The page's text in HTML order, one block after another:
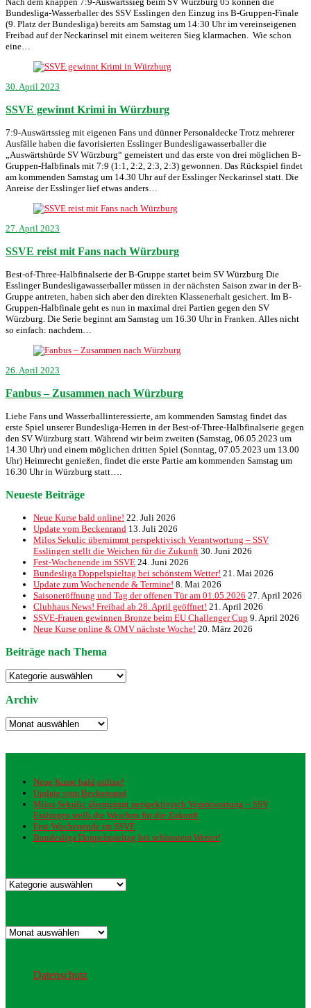
Bundesliga-Wasserballer des SSV Esslingen den Einzug ins B-Gruppen-Finale
(9. Platz der Bundesliga) bereits am Samstag um 14:30 Uhr im vereinseigenen
Freibad auf der Neckarinsel mit einem weiteren Sieg klarmachen. Wie schon
eine…
30. April 2023
SSVE gewinnt Krimi in Würzburg
7:9-Auswärtssieg mit eigenen Fans und dünner Personaldecke Trotz mehrerer
Ausfälle haben die favorisierten Esslinger Bundesligawasserballer die
„Auswärtshürde SV Würzburg“ gemeistert und das erste von drei möglichen B-
Gruppen-Halbfinals mit 7:9 (1:1, 2:2, 2:3, 2:3) gewonnen. Das Rückspiel findet
am kommenden Samstag um 14.30 Uhr auf der Esslinger Neckarinsel statt. Die
Anreise der Esslinger lief etwas anders…
27. April 2023
SSVE reist mit Fans nach Würzburg
Best-of-Three-Halbfinalserie der B-Gruppe startet beim SV Würzburg Die
Esslinger Bundesligawasserballer müssen in der nächsten Saison zwar in der B-
Gruppe antreten, haben sich aber den direkten Klassenerhalt gesichert. Im B-
Gruppen-Halbfinale geht es nun in maximal drei Partien gegen den SV
Würzburg. Die Serie beginnt am Samstag um 16.30 Uhr in Franken. Alles nicht
so einfach: nachdem…
26. April 2023
Fanbus – Zusammen nach Würzburg
Liebe Fans und Wasserballinteressierte, am kommenden Samstag findet das
erste Spiel unserer Bundesliga-Herren in der Best-of-Three-Halbfinalserie gegen
den SV Würzburg statt. Während wir beim zweiten (Samstag, 06.05.2023 um
14.30 Uhr) und einem möglichen dritten Spiel (Sonntag, 07.05.2023 um 13.00
Uhr) Heimrecht genießen, findet die erste Partie am kommenden Samstag um
16.30 Uhr in Würzburg statt….
Neueste Beiträge
Neue Kurse bald online! 22. Juli 2026
Update vom Beckenrand 13. Juli 2026
Milos Sekulic übernimmt perspektivisch Verantwortung – SSV
Esslingen stellt die Weichen für die Zukunft 30. Juni 2026
Fest-Wochenende im SSVE 24. Juni 2026
Bundesliga Doppelspieltag bei schönstem Wetter! 21. Mai 2026
Update zum Wochenende & Termine! 8. Mai 2026
Saisoneröffnung und Tag der offenen Tür am 01.05.2026 27. April 2026
Clubhaus News! Freibad ab 28. April geöffnet! 21. April 2026
SSVE-Frauen gewinnen Bronze beim EU Challenger Cup 9. April 2026
Neue Kurse online & OMV nächste Woche! 20. März 2026
Beiträge nach Thema
Beiträge
nach
Thema
Archiv
Archiv
Neue Kurse bald online!
Update vom Beckenrand
Milos Sekulic übernimmt perspektivisch Verantwortung – SSV
Esslingen stellt die Weichen für die Zukunft
Fest-Wochenende im SSVE
Bundesliga Doppelspieltag bei schönstem Wetter!
Kategorien
Archiv
Datenschutz